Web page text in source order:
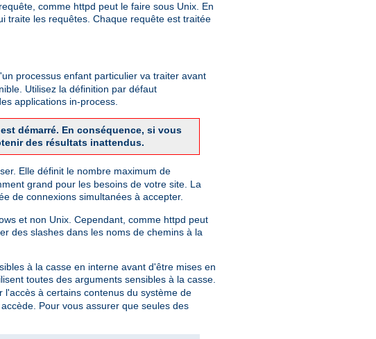
comme httpd peut le faire sous Unix. En
traite les requêtes. Chaque requête est traitée
processus enfant particulier va traiter avant
Utilisez la définition par défaut
applications in-process.
démarré. En conséquence, si vous
des résultats inattendus.
Elle définit le nombre maximum de
grand pour les besoins de votre site. La
de connexions simultanées à accepter.
et non Unix. Cependant, comme httpd peut
des slashes dans les noms de chemins à la
à la casse en interne avant d'être mises en
toutes des arguments sensibles à la casse.
l'accès à certains contenus du système de
Pour vous assurer que seules des